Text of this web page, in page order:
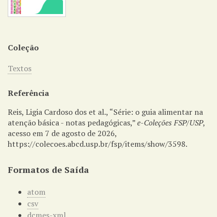
Coleção
Textos
Referência
Reis, Ligia Cardoso dos et al., “Série: o guia alimentar na
atenção básica - notas pedagógicas,”e-Coleções FSP/USP,
acesso em 7 de agosto de 2026,
https://colecoes.abcd.usp.br/fsp/items/show/3598.
Formatos de Saída
atom
csv
dcmes-xml